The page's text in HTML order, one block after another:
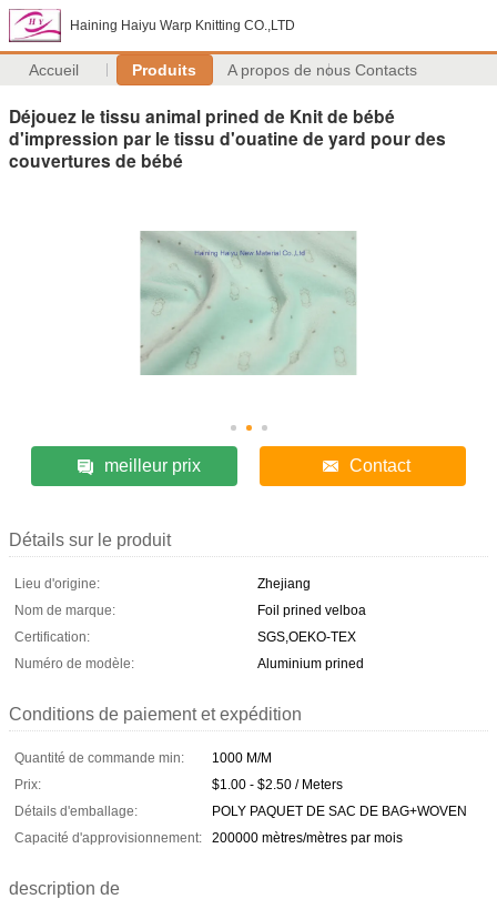
Haining Haiyu Warp Knitting CO.,LTD
Accueil Produits A propos de nous Contacts
Déjouez le tissu animal prined de Knit de bébé
d'impression par le tissu d'ouatine de yard pour des
couvertures de bébé
meilleur prix Contact
Détails sur le produit
Lieu d'origine:
Zhejiang
Nom de marque:
Foil prined velboa
Certification:
SGS,OEKO-TEX
Numéro de modèle:
Aluminium prined
Conditions de paiement et expédition
Quantité de commande min:
1000 M/M
Prix:
$1.00 - $2.50 / Meters
Détails d'emballage:
POLY PAQUET DE SAC DE BAG+WOVEN
Capacité d'approvisionnement:
200000 mètres/mètres par mois
description de